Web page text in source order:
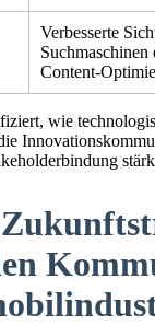
Verbesserte
Content-
wie